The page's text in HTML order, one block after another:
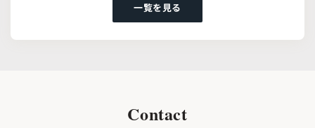
一覧を見る
Contact